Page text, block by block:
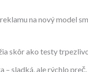
na nový model
skôr ako testy
– sladká, ale rýchlo preč.